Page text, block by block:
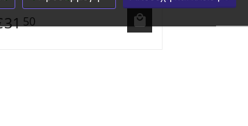
3150